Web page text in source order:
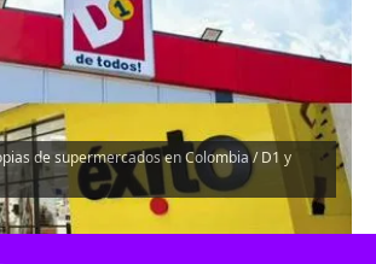
de supermercados en Colombia / D1 y
Escucha el artículo